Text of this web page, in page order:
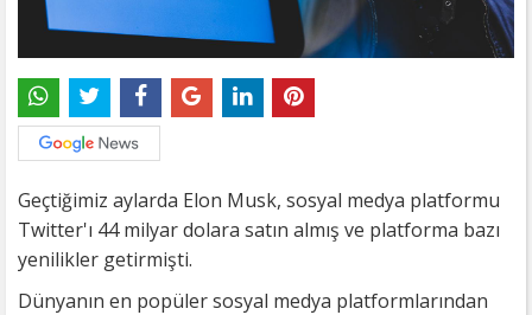
Geçtiğimiz aylarda Elon Musk, sosyal medya platformu
Twitter'ı 44 milyar dolara satın almış ve platforma bazı
yenilikler getirmişti.
Dünyanın en popüler sosyal medya platformlarından